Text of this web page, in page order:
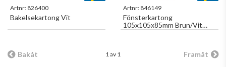
Artnr: 826400
Bakelsekartong Vit
Artnr: 846149
Fönsterkartong
105x105x85mm Brun/Vit
500st/fp
Bakåt 1 av 1 Framåt